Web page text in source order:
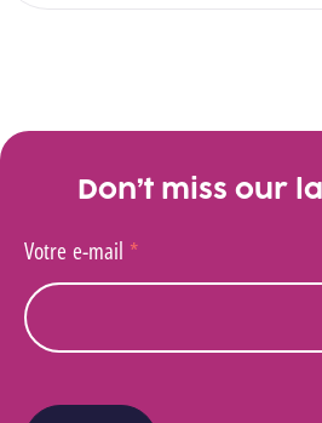
Don’t miss our
Votre e-mail *